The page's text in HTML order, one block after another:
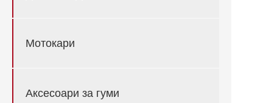
Мотокари
Аксесоари за гуми